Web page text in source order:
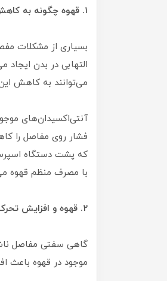
۱. قهوه چگونه به کاهش التهاب کمک می‌کند؟
بسیاری از مشکلات
التهابی در بدن
می‌توانند به کاهش
آنتی‌اکسیدان‌های
فشار روی مفاصل را
که پشت دستگاه
با مصرف منظم قهوه
۲. قهوه و افزایش تحرک مفاصل
گاهی سفتی مفاصل
موجود در قهوه